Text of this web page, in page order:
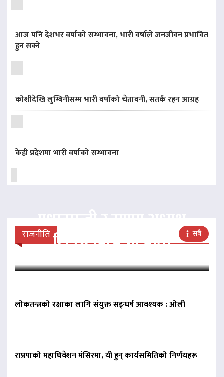
आज पनि देशभर वर्षाको सम्भावना, भारी वर्षाले जनजीवन प्रभावित
हुन सक्ने
कोशीदेखि लुम्बिनीसम्म भारी वर्षाको चेतावनी, सतर्क रहन आग्रह
केही प्रदेशमा भारी वर्षाको सम्भावना
राजनीति सबै
प्रधानमन्त्री र राप्रपा अध्यक्ष
लिङदेनबीच भेटवार्ता
लोकतन्त्रको रक्षाका लागि संयुक्त सङ्घर्ष आवश्यक : ओली
राप्रपाको महाधिवेशन मंसिरमा, यी हुन् कार्यसमितिको निर्णयहरू